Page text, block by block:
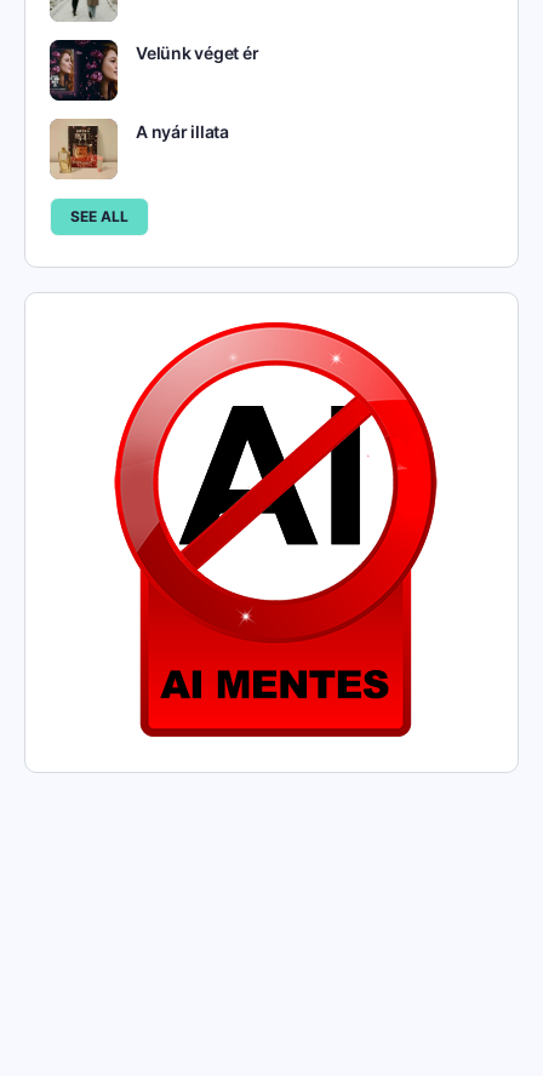
Velünk véget ér
A nyár illata
SEE ALL